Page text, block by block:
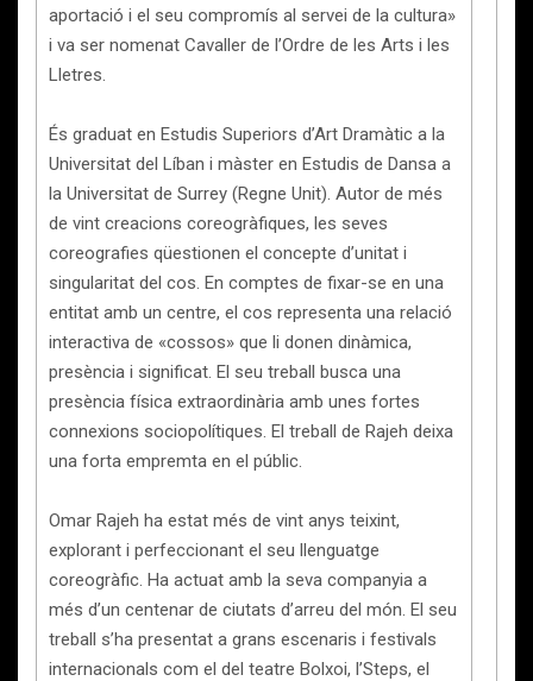
aportació i el seu compromís al servei de la cultura»
i va ser nomenat Cavaller de l’Ordre de les Arts i les
Lletres.
És graduat en Estudis Superiors d’Art Dramàtic a la
Universitat del Líban i màster en Estudis de Dansa a
la Universitat de Surrey (Regne Unit). Autor de més
de vint creacions coreogràfiques, les seves
coreografies qüestionen el concepte d’unitat i
singularitat del cos. En comptes de fixar-se en una
entitat amb un centre, el cos representa una relació
interactiva de «cossos» que li donen dinàmica,
presència i significat. El seu treball busca una
presència física extraordinària amb unes fortes
connexions sociopolítiques. El treball de Rajeh deixa
una forta empremta en el públic.
Omar Rajeh ha estat més de vint anys teixint,
explorant i perfeccionant el seu llenguatge
coreogràfic. Ha actuat amb la seva companyia a
més d’un centenar de ciutats d’arreu del món. El seu
treball s’ha presentat a grans escenaris i festivals
internacionals com el del teatre Bolxoi, l’Steps, el